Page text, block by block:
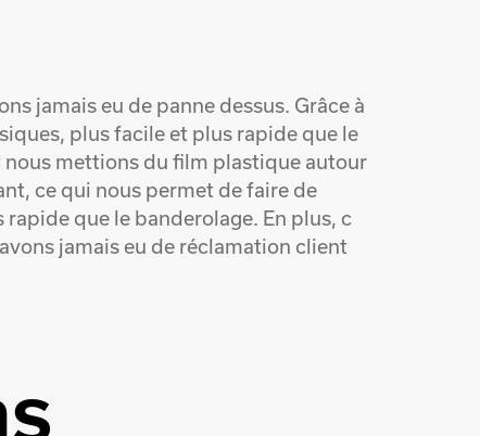
jamais eu de panne dessus. Grâce à
plus facile et plus rapide que le
mettions du film plastique autour
ce qui nous permet de faire de
que le banderolage. En plus, c
jamais eu de réclamation client